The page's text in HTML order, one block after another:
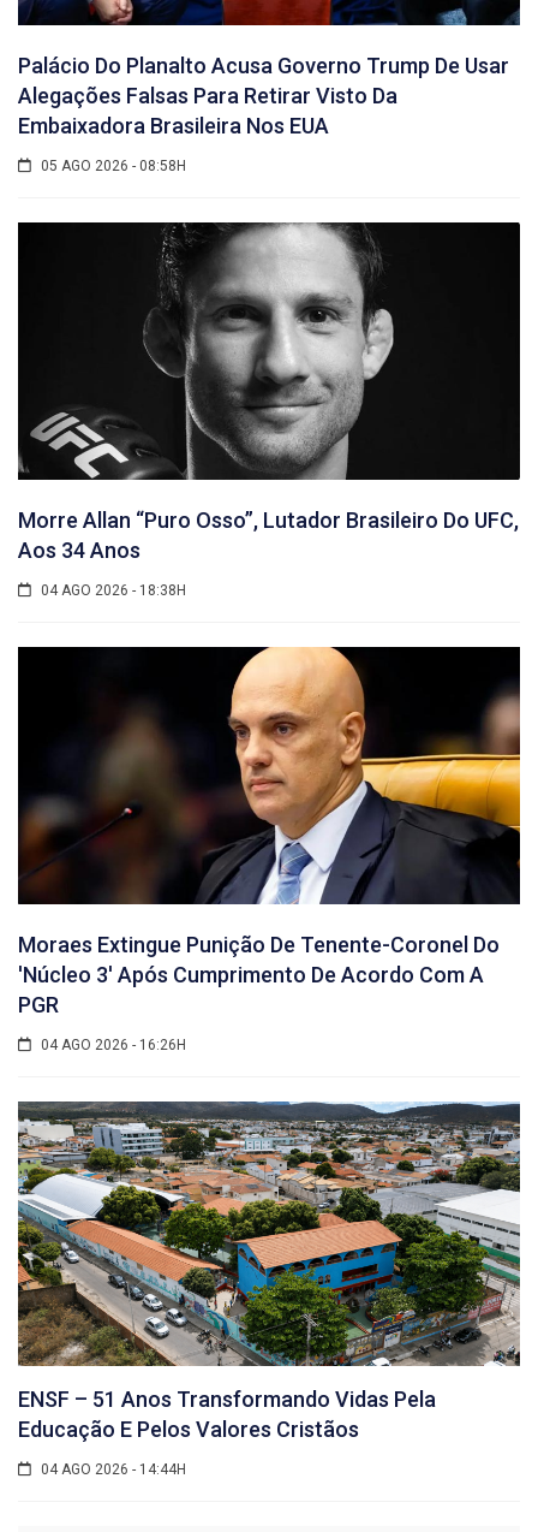
Palácio Do Planalto Acusa Governo Trump De Usar
Alegações Falsas Para Retirar Visto Da
Embaixadora Brasileira Nos EUA
05 AGO 2026 - 08:58H
Morre Allan “Puro Osso”, Lutador Brasileiro Do UFC,
Aos 34 Anos
04 AGO 2026 - 18:38H
Moraes Extingue Punição De Tenente-Coronel Do
'núcleo 3' Após Cumprimento De Acordo Com A
PGR
04 AGO 2026 - 16:26H
ENSF – 51 Anos Transformando Vidas Pela
Educação E Pelos Valores Cristãos
04 AGO 2026 - 14:44H